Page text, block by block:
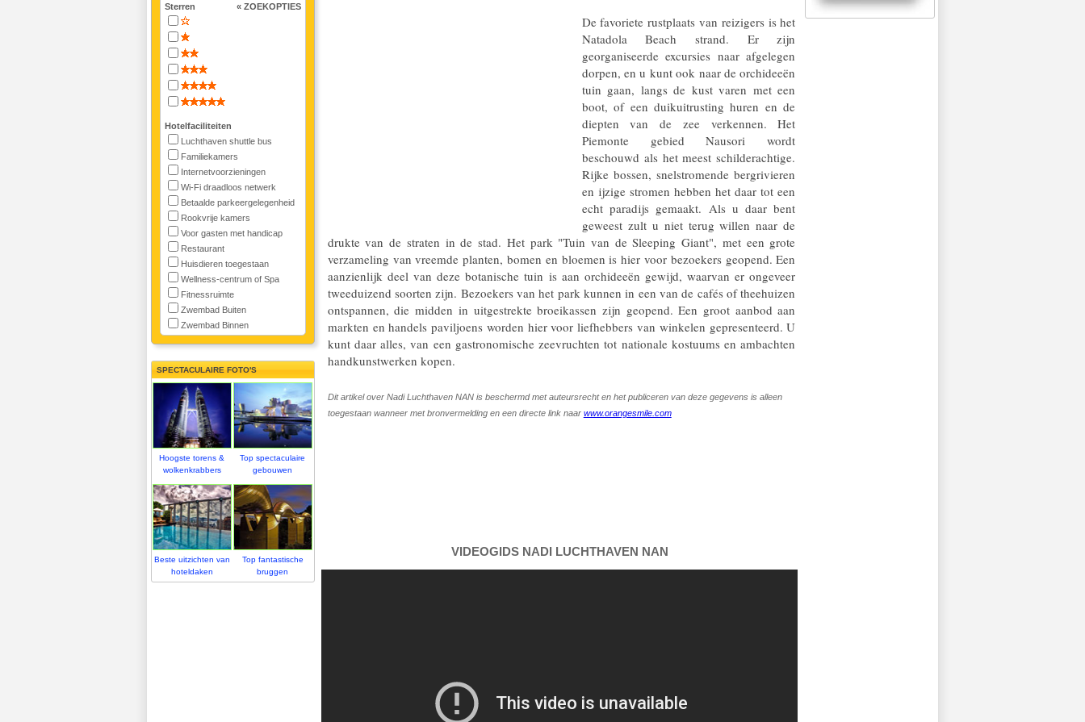
Sterren « ZOEKOPTIES
Hotelfaciliteiten
Luchthaven shuttle bus
Familiekamers
Internetvoorzieningen
Wi-Fi draadloos netwerk
Betaalde parkeergelegenheid
Rookvrije kamers
Voor gasten met handicap
Restaurant
Huisdieren toegestaan
Wellness-centrum of Spa
Fitnessruimte
Zwembad Buiten
Zwembad Binnen
SPECTACULAIRE FOTO'S
Hoogste torens &
wolkenkrabbers
Top spectaculaire
gebouwen
Beste uitzichten van
hoteldaken
Top fantastische
bruggen
De favoriete rustplaats van reizigers is het
Natadola Beach strand. Er zijn
georganiseerde excursies naar afgelegen
dorpen, en u kunt ook naar de orchideeën
tuin gaan, langs de kust varen met een
boot, of een duikuitrusting huren en de
diepten van de zee verkennen. Het
Piemonte gebied Nausori wordt
beschouwd als het meest schilderachtige.
Rijke bossen, snelstromende bergrivieren
en ijzige stromen hebben het daar tot een
echt paradijs gemaakt. Als u daar bent
geweest zult u niet terug willen naar de
drukte van de straten in de stad. Het park "Tuin van de Sleeping Giant", met een grote
verzameling van vreemde planten, bomen en bloemen is hier voor bezoekers geopend. Een
aanzienlijk deel van deze botanische tuin is aan orchideeën gewijd, waarvan er ongeveer
tweeduizend soorten zijn. Bezoekers van het park kunnen in een van de cafés of theehuizen
ontspannen, die midden in uitgestrekte broeikassen zijn geopend. Een groot aanbod aan
markten en handels paviljoens worden hier voor liefhebbers van winkelen gepresenteerd. U
kunt daar alles, van een gastronomische zeevruchten tot nationale kostuums en ambachten
handkunstwerken kopen.
Dit artikel over Nadi Luchthaven NAN is beschermd met auteursrecht en het publiceren van deze gegevens is alleen
toegestaan wanneer met bronvermelding en een directe link naar www.orangesmile.com
VIDEOGIDS NADI LUCHTHAVEN NAN